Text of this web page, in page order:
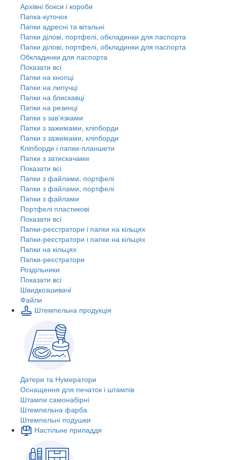
Архівні бокси і короби
Папка-куточок
Папки адресні та вітальні
Папки ділові, портфелі, обкладинки для паспорта
Папки ділові, портфелі, обкладинки для паспорта
Обкладинки для паспорта
Показати всі
Папки на кнопці
Папки на липучці
Папки на блискавці
Папки на резинці
Папки з зав'язками
Папки з зажимами, кліпборди
Папки з зажимами, кліпборди
Кліпборди і папки-планшети
Папки з затискачами
Показати всі
Папки з файлами, портфелі
Папки з файлами, портфелі
Папки з файлами
Портфелі пластикові
Показати всі
Папки-реєстратори і папки на кільцях
Папки-реєстратори і папки на кільцях
Папки на кільцях
Папки-реєстратори
Роздільники
Показати всі
Швидкозшивачi
Файли
Штемпельна продукція
Датери та Нумератори
Оснащення для печаток і штампів
Штампи самонабірні
Штемпельна фарба
Штемпельні подушки
Настільне приладдя